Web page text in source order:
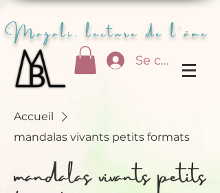
Se connecter
Magali, lecture de l'âme
Accueil
mandalas vivants petits formats
mandalas vivants petits